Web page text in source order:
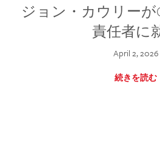
ジョン・カウリーが
責任者に
April 2, 2026
続きを読む